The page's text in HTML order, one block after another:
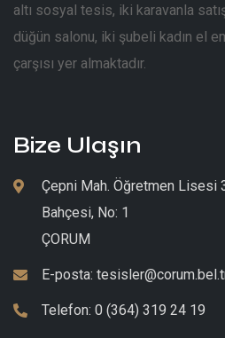
altı sosyal tesis, iki karavanla
düğün salonu, iki şubeli kadın el
çarşısı yer almaktadır.
Bize Ulaşın
Çepni Mah. Öğretmen Lisesi
Bahçesi, No: 1
ÇORUM
E-posta:
Telefon: 0 (364) 319 24 19